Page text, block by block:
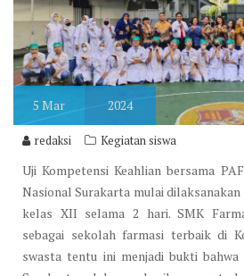
5 Mar 2024
redaksi Kegiatan siswa
Uji Kompetensi Keahlian bersama
Nasional Surakarta mulai
kelas XII selama 2 hari. SMK
sebagai sekolah farmasi terbaik di
swasta tentu ini menjadi bukti bahwa